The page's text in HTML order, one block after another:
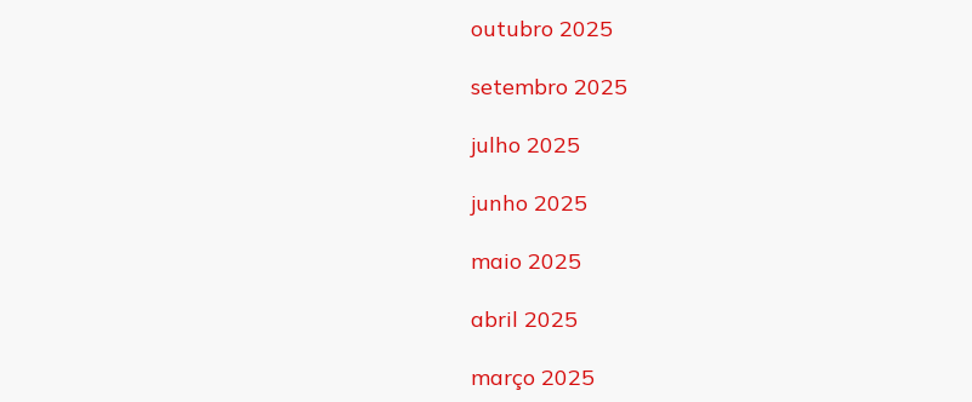
outubro 2025
setembro 2025
julho 2025
junho 2025
maio 2025
abril 2025
março 2025